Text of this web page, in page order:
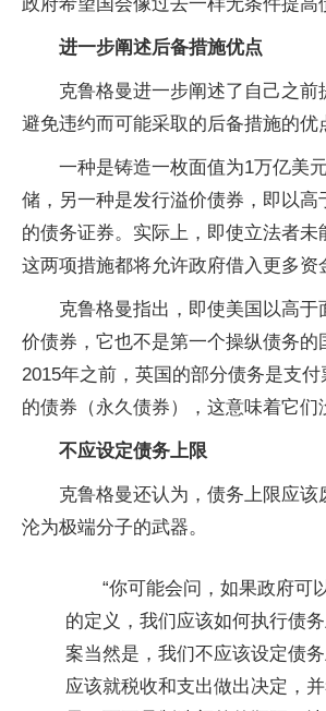
进一步阐述后备措施优点
克鲁格曼进一步阐述了自己之前
避免违约而可能采取的后备措施的优
一种是铸造一枚面值为1万亿美
储，另一种是发行溢价债券，即以高
的债务证券。实际上，即使立法者未
这两项措施都将允许政府借入更多资
克鲁格曼指出，即使美国以高于
价债券，它也不是第一个操纵债务的
2015年之前，英国的部分债务是支
的债券（永久债券），这意味着它们
不应设定债务上限
克鲁格曼还认为，债务上限应该
沦为极端分子的武器。
“你可能会问，如果政府可
的定义，我们应该如何执行债
案当然是，我们不应该设定债
应该就税收和支出做出决定，